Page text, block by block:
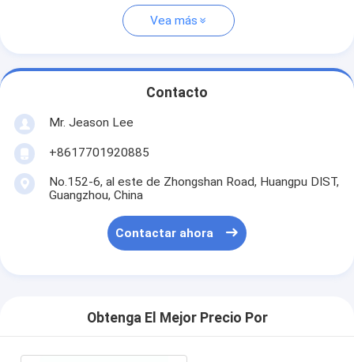
Vea más
Contacto
Mr. Jeason Lee
+8617701920885
No.152-6, al este de Zhongshan Road, Huangpu DIST,
Guangzhou, China
Contactar ahora
Obtenga El Mejor Precio Por